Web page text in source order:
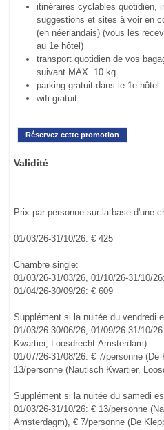
itinéraires cyclables quotidien,
suggestions et sites à voir en
(en néerlandais) (vous les
au 1e hôtel)
transport quotidien de vos
suivant MAX. 10 kg
parking gratuit dans le 1e hôtel
wifi gratuit
Réservez cette promotion
Validité
Prix par personne sur la base d'une
01/03/26-31/10/26: € 425
Chambre single:
01/03/26-31/03/26, 01/10/26-31/10/
01/04/26-30/09/26: € 609
Supplément si la nuitée du vendredi
01/03/26-30/06/26, 01/09/26-31/10/
Kwartier, Loosdrecht-Amsterdam)
01/07/26-31/08/26: € 7/personne (De
13/personne (Nautisch Kwartier,
Supplément si la nuitée du samedi
01/03/26-31/10/26: € 13/personne
Amsterdagm), € 7/personne (De